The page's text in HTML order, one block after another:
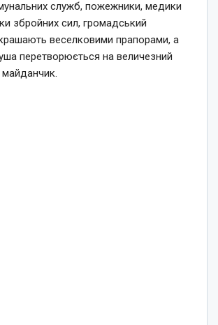
служб, пожежники, медики
збройних сил, громадський
веселковими прапорами, а
перетворюється на величезний